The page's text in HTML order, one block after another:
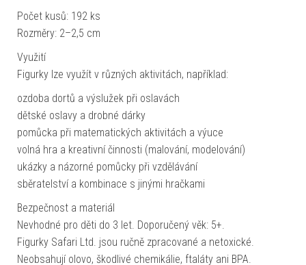
Počet kusů: 192 ks
Rozměry: 2–2,5 cm
Využití
Figurky lze využít v různých aktivitách, například:
ozdoba dortů a výslužek při oslavách
dětské oslavy a drobné dárky
pomůcka při matematických aktivitách a výuce
volná hra a kreativní činnosti (malování, modelování)
ukázky a názorné pomůcky při vzdělávání
sběratelství a kombinace s jinými hračkami
Bezpečnost a materiál
Nevhodné pro děti do 3 let. Doporučený věk: 5+.
Figurky Safari Ltd. jsou ručně zpracované a netoxické.
Neobsahují olovo, škodlivé chemikálie, ftaláty ani BPA.